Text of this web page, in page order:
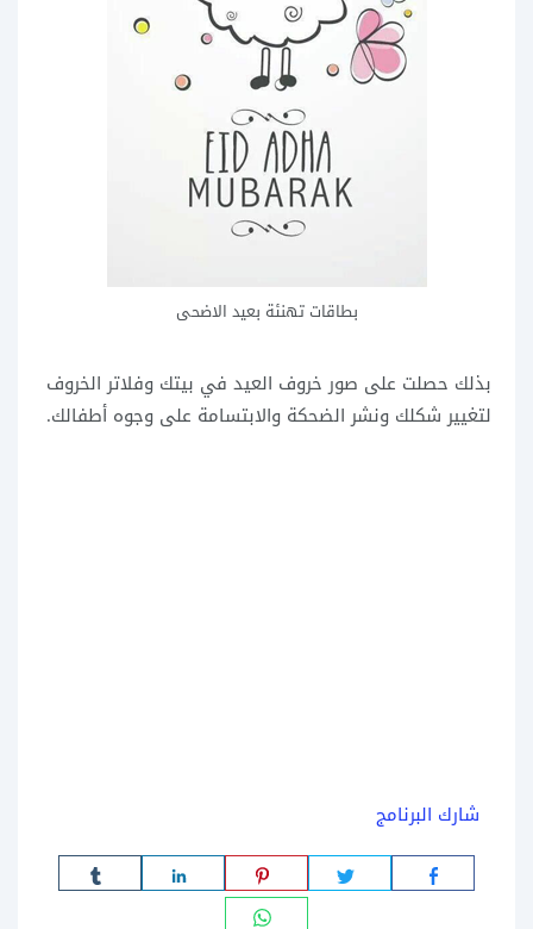
بطاقات تهنئة بعيد الاضحى
بذلك حصلت على صور خروف العيد في بيتك وفلاتر الخروف
لتغيير شكلك ونشر الضحكة والابتسامة على وجوه أطفالك.
شارك البرنامج